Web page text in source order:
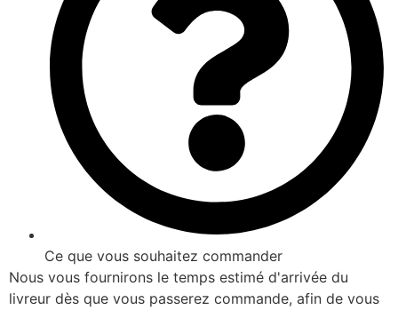
Ce que vous souhaitez commander
Nous vous fournirons le temps estimé d'arrivée du
livreur dès que vous passerez commande, afin de vous